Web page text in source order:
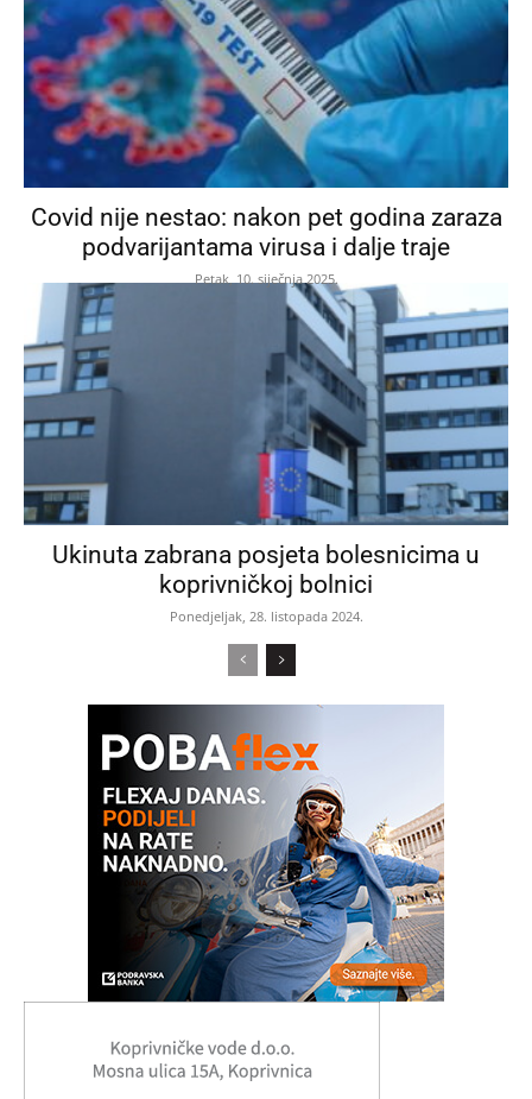
Covid nije nestao: nakon pet godina zaraza
podvarijantama virusa i dalje traje
Petak, 10. siječnja 2025.
Ukinuta zabrana posjeta bolesnicima u
koprivničkoj bolnici
Ponedjeljak, 28. listopada 2024.